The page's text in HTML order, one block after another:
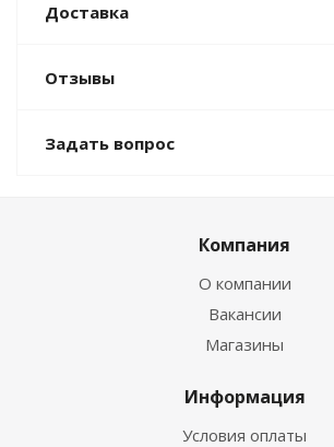
Доставка
Отзывы
Задать вопрос
Компания
О компании
Вакансии
Магазины
Информация
Условия оплаты